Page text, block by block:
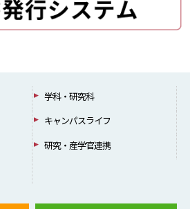
学科・研究科
キャンパスライフ
研究・産学官連携